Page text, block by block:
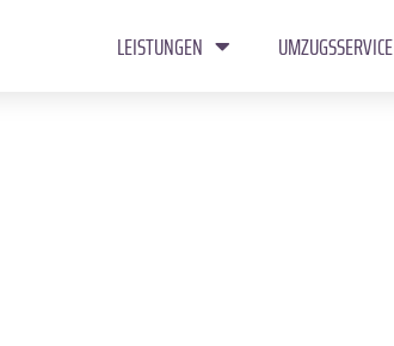
LEISTUNGEN UMZUGSSERVICE